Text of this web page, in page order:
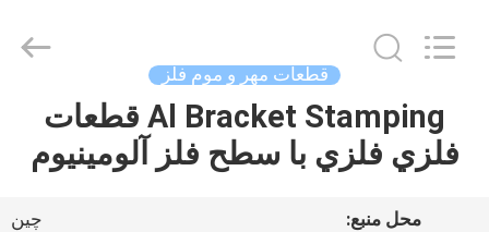
خانه
TRADE
CO.,LTD.
قطعات مهر و موم فلز
Al Bracket Stamping قطعات
فلزي فلزي با سطح فلز آلومينيوم
محل منبع:
چین